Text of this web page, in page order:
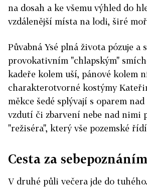
na dosah a ke všemu výhled do
vzdálenější místa na lodi, širé
Půvabná Ysé plná života pózuje a
provokativním "chlapským"
kadeře kolem uší, pánové kolem
charakterotvorné kostýmy
měkce šedé splývají s oparem
vzdutí či zbarvení nebe nad nimi
"režiséra", který vše pozemské
Cesta za sebepoznáním
V druhé půli večera jde do